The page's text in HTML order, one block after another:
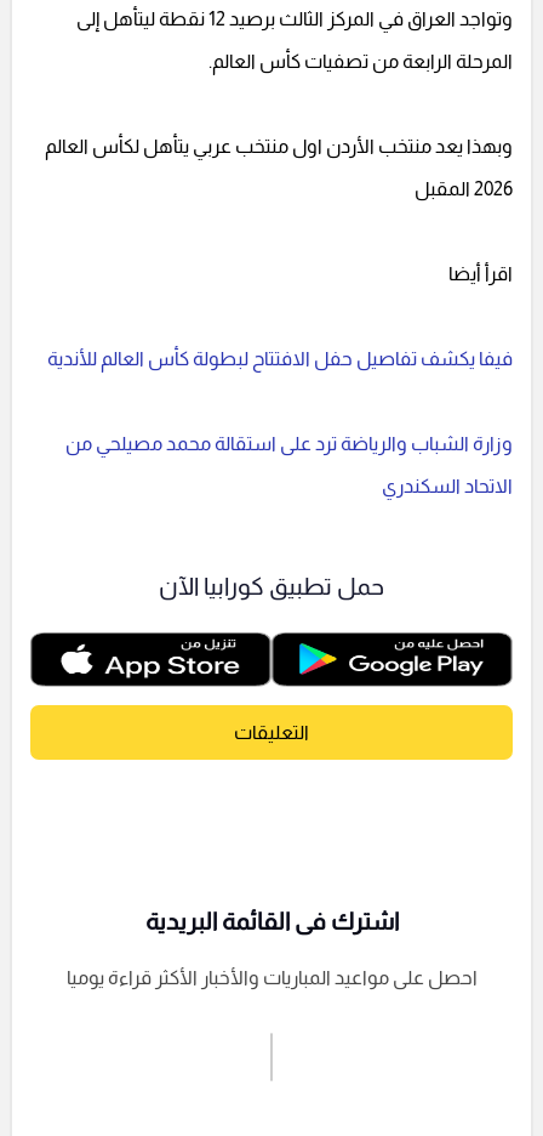
وتواجد العراق في المركز الثالث برصيد 12 نقطة ليتأهل إلى
المرحلة الرابعة من تصفيات كأس العالم.
وبهذا يعد منتخب الأردن اول منتخب عربي يتأهل لكأس العالم
2026 المقبل
اقرأ أيضا
فيفا يكشف تفاصيل حفل الافتتاح لبطولة كأس العالم للأندية
وزارة الشباب والرياضة ترد على استقالة محمد مصيلحي من
الاتحاد السكندري
حمل تطبيق كورابيا الآن
التعليقات
إرسال تعليق
اشترك فى القائمة البريدية
احصل على مواعيد المباريات والأخبار الأكثر قراءة يوميا